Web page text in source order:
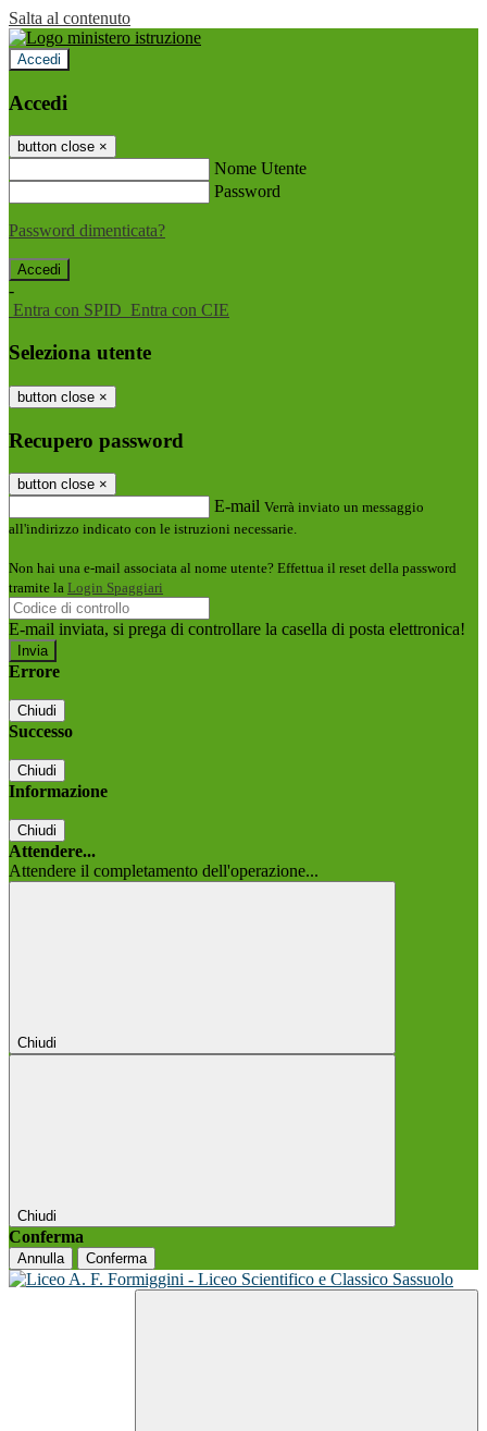
Salta al contenuto
Accedi
Accedi
button close ×
Nome Utente
Password
Password dimenticata?
-
Entra con SPID Entra con CIE
Seleziona utente
button close ×
Recupero password
button close ×
E-mail Verrà inviato un messaggio
all'indirizzo indicato con le istruzioni necessarie.
Non hai una e-mail associata al nome utente? Effettua il reset della password
tramite la Login Spaggiari
E-mail inviata, si prega di controllare la casella di posta elettronica!
Errore
Chiudi
Successo
Chiudi
Informazione
Chiudi
Attendere...
Attendere il completamento dell'operazione...
Chiudi
Chiudi
Conferma
Annulla Conferma